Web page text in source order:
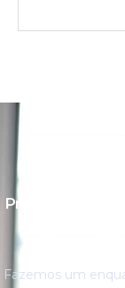
Pretende mais
Fazemos um